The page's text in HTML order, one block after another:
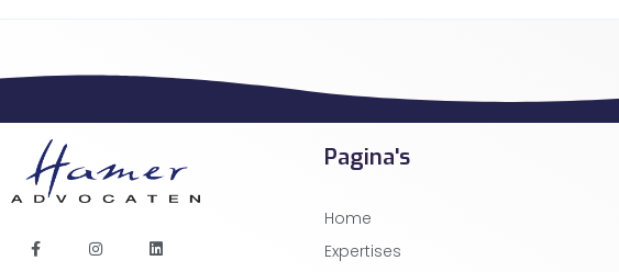
Pagina's
Home
Expertises